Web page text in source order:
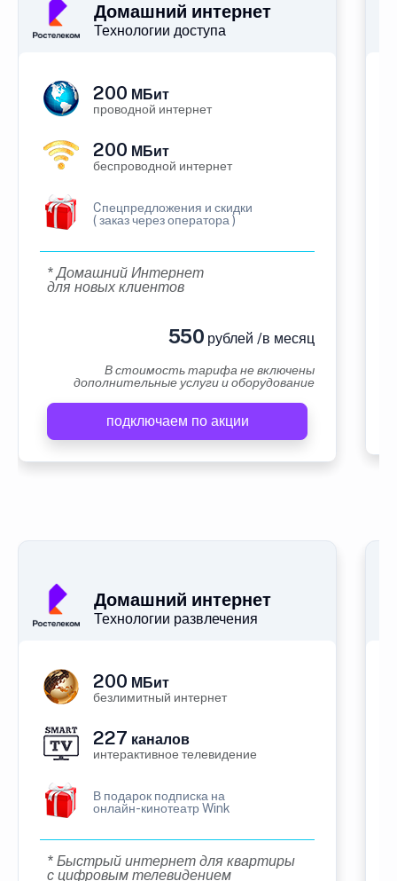
Домашний интернет
Технологии доступа
200 МБит
проводной интернет
200 МБит
беспроводной интернет
Cпецпредложения и скидки
( заказ через оператора )
* Домашний Интернет
для новых клиентов
550 рублей /в месяц
В стоимость тарифа не включены
дополнительные услуги и оборудование
подключаем по акции
Домашний интернет
Технологии развлечения
200 МБит
безлимитный интернет
227 каналов
интерактивное телевидение
В подарок подписка на
онлайн-кинотеатр Wink
* Быстрый интернет для квартиры
с цифровым телевидением